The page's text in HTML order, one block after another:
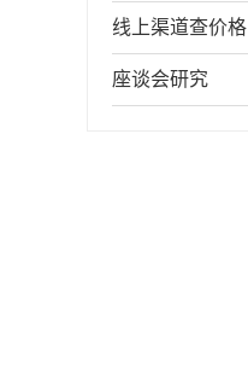
线上渠道查价格
座谈会研究